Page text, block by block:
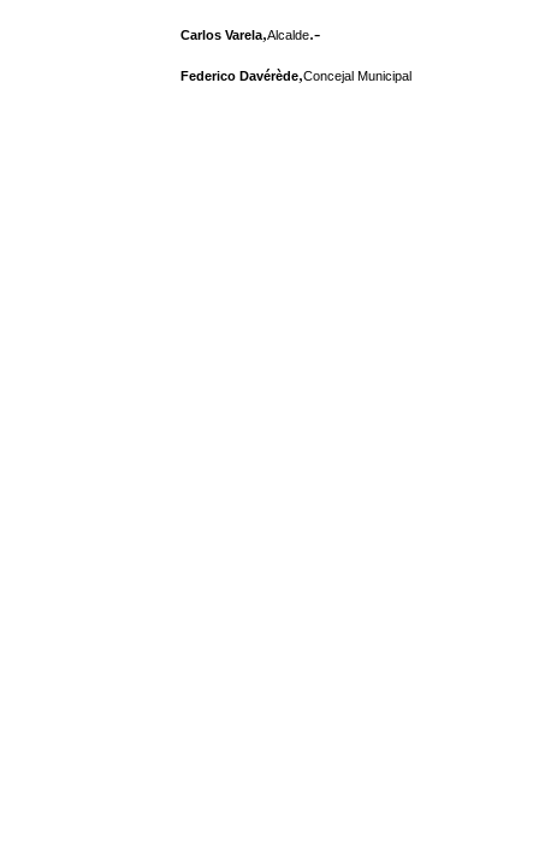
Carlos Varela,Alcalde.-
Federico Davérède,Concejal Municipal